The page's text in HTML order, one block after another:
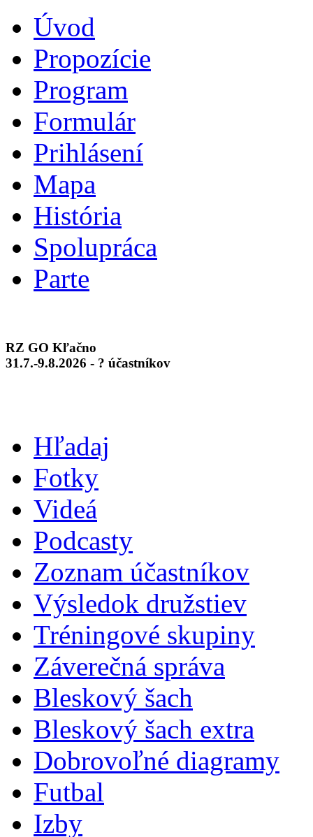
Úvod
Propozície
Program
Formulár
Prihlásení
Mapa
História
Spolupráca
Parte
RZ GO Kľačno
31.7.-9.8.2026 - ? účastníkov
Hľadaj
Fotky
Videá
Podcasty
Zoznam účastníkov
Výsledok družstiev
Tréningové skupiny
Záverečná správa
Bleskový šach
Bleskový šach extra
Dobrovoľné diagramy
Futbal
Izby